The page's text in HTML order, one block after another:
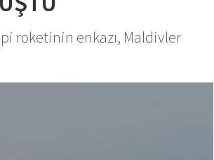
roketinin enkazı, Maldivler